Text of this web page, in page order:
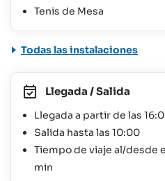
Tenis de Mesa
Todas las instalaciones
Llegada / Salida
Llegada a partir de las
Salida hasta las 10:00
Tiempo de viaje al/desde
min